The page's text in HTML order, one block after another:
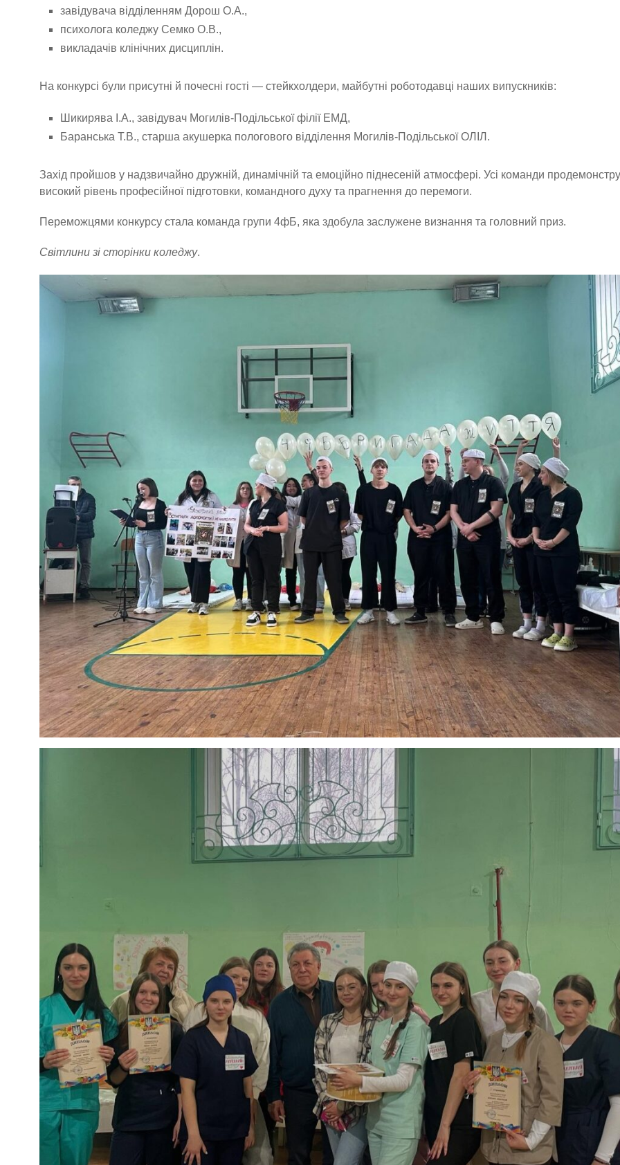
завідувача відділенням Дорош О.А.,
психолога коледжу Семко О.В.,
викладачів клінічних дисциплін.
На конкурсі були присутні й почесні гості — стейкхолдери, майбутні роботодавці наших випускників:
Шикирява І.А., завідувач Могилів-Подільської філії ЕМД,
Баранська Т.В., старша акушерка пологового відділення Могилів-Подільської ОЛІЛ.
Захід пройшов у надзвичайно дружній, динамічній та емоційно піднесеній атмосфері. Усі команди
високий рівень професійної підготовки, командного духу та прагнення до перемоги.
Переможцями конкурсу стала команда групи 4фБ, яка здобула заслужене визнання та головний приз.
Світлини зі сторінки коледжу.